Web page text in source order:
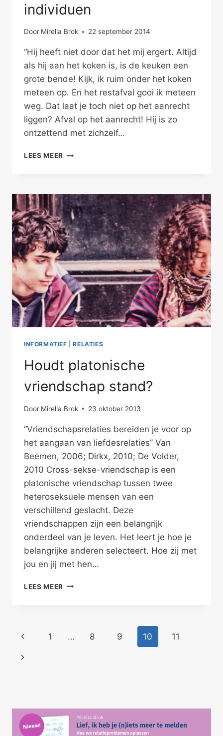
individuen
Door Mirella Brok 22 september 2014
“Hij heeft niet door dat het mij ergert. Altijd
als hij aan het koken is, is de keuken een
grote bende! Kijk, ik ruim onder het koken
meteen op. En het restafval gooi ik meteen
weg. Dat laat je toch niet op het aanrecht
liggen? Afval op het aanrecht! Hij is zo
ontzettend met zichzelf…
LEES MEER INTIMITEIT
INFORMATIEF |RELATIES
Houdt platonische
vriendschap stand?
Door Mirella Brok 23 oktober 2013
“Vriendschapsrelaties bereiden je voor op
het aangaan van liefdesrelaties” Van
Beemen, 2006; Dirkx, 2010; De Volder,
2010 Cross-sekse-vriendschap is een
platonische vriendschap tussen twee
heteroseksuele mensen van een
verschillend geslacht. Deze
vriendschappen zijn een belangrijk
onderdeel van je leven. Het leert je hoe je
belangrijke anderen selecteert. Hoe zij met
jou en jij met hen…
LEES MEER HOUDT
Paginanavigatie
Vorige
pagina
1 … 8 9 10 11
Volgende